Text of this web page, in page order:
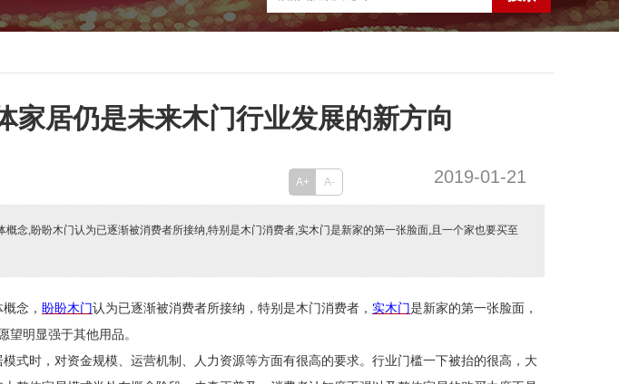
家居仍是未来木门行业发展的新方向
2019-01-21
A+ A-
念,盼盼木门认为已逐渐被消费者所接纳,特别是木门消费者,实木门是新家的第一张脸面,且一个家也要买至
念， 盼盼木门认为已逐渐被消费者所接纳，特别是木门消费者， 实木门是新家的第一张脸面，
望明显强于其他用品。
式时，对资金规模、运营机制、人力资源等方面有很高的要求。行业门槛一下被抬的很高，大